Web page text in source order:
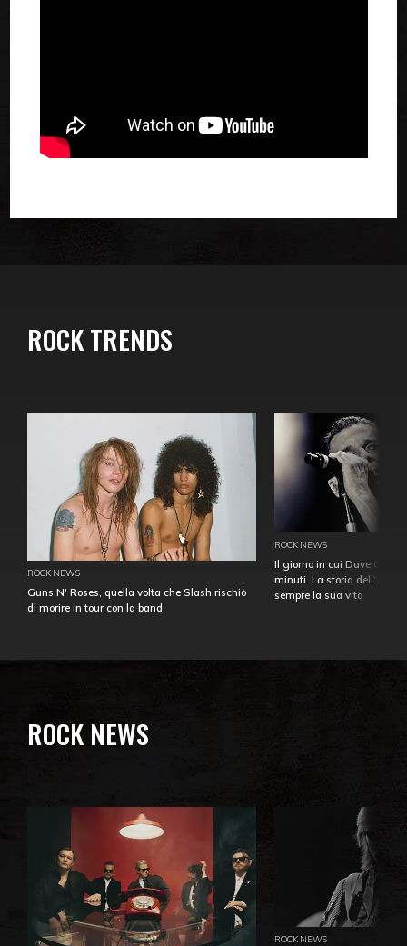
ROCK TRENDS
ROCK NEWS
Guns N' Roses, quella volta che Slash rischiò
di morire in tour con la band
ROCK NEWS
Il giorno in cui Dave
minuti. La storia
sempre la sua vita
ROCK NEWS
ROCK NEWS